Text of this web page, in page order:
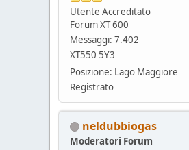
Utente Accreditato
Forum XT 600
Messaggi: 7.402
XT550 5Y3
Posizione: Lago Maggiore
Registrato
neldubbiogas
Moderatori Forum